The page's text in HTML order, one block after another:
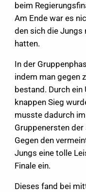
beim
Am Ende war es
den sich die
hatten.
In der
indem man gegen
bestand. Durch ein
knappen Sieg
musste dadurch
Gruppenersten
Gegen den
Jungs eine tolle
Finale ein.
Dieses fand bei